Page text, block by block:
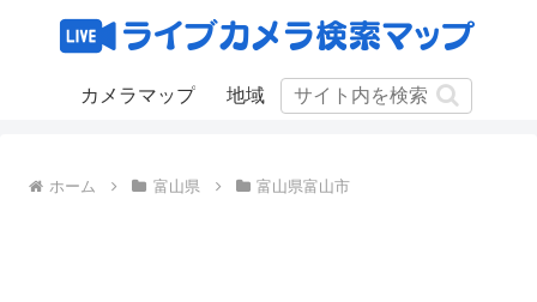
カメラマップ 地域
ホーム 富山県 富山県富山市